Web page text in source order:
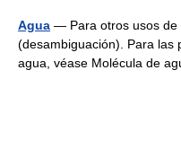
Agua — Para otros usos de
(desambiguación). Para las
agua, véase Molécula de